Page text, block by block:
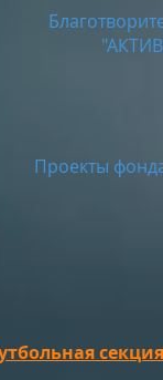
Проекты